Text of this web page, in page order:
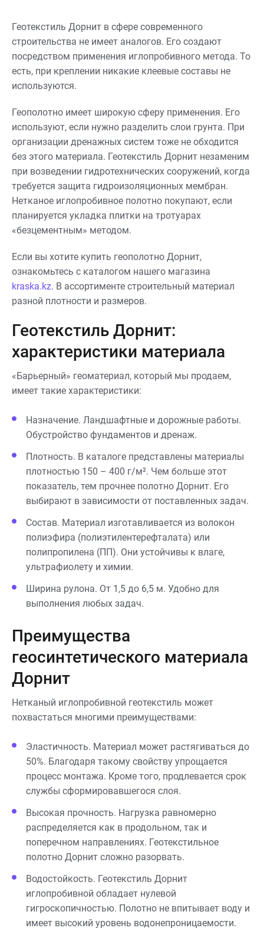
строительных
конструкций от влаги,
агрессивных жидкостей и
газов.
используется для
укрепления грунта,
стабилизации склонов, а
качества дорожных
Геотекстиль Дорнит в сфере современного
строительства не имеет аналогов. Его создают
посредством применения иглопробивного метода. То
есть, при креплении никакие клеевые составы не
используются.
Геополотно имеет широкую сферу применения. Его
используют, если нужно разделить слои грунта. При
организации дренажных систем тоже не обходится
без этого материала. Геотекстиль Дорнит незаменим
при возведении гидротехнических сооружений, когда
требуется защита гидроизоляционных мембран.
Нетканое иглопробивное полотно покупают, если
планируется укладка плитки на тротуарах
«безцементным» методом.
Если вы хотите купить геополотно Дорнит,
ознакомьтесь с каталогом нашего магазина
kraska.kz. В ассортименте строительный материал
разной плотности и размеров.
Геотекстиль Дорнит:
характеристики материала
«Барьерный» геоматериал, который мы продаем,
имеет такие характеристики:
Назначение. Ландшафтные и дорожные работы.
Обустройство фундаментов и дренаж.
Плотность. В каталоге представлены материалы
плотностью 150 – 400 г/м². Чем больше этот
показатель, тем прочнее полотно Дорнит. Его
выбирают в зависимости от поставленных задач.
Состав. Материал изготавливается из волокон
полиэфира (полиэтилентерефталата) или
полипропилена (ПП). Они устойчивы к влаге,
ультрафиолету и химии.
Ширина рулона. От 1,5 до 6,5 м. Удобно для
выполнения любых задач.
Преимущества
геосинтетического материала
Дорнит
Нетканый иглопробивной геотекстиль может
похвастаться многими преимуществами:
Эластичность. Материал может растягиваться до
50%. Благодаря такому свойству упрощается
процесс монтажа. Кроме того, продлевается срок
службы сформировавшегося слоя.
Высокая прочность. Нагрузка равномерно
распределяется как в продольном, так и
поперечном направлениях. Геотекстильное
полотно Дорнит сложно разорвать.
Водостойкость. Геотекстиль Дорнит
иглопробивной обладает нулевой
гигроскопичностью. Полотно не впитывает воду и
имеет высокий уровень водонепроницаемости.